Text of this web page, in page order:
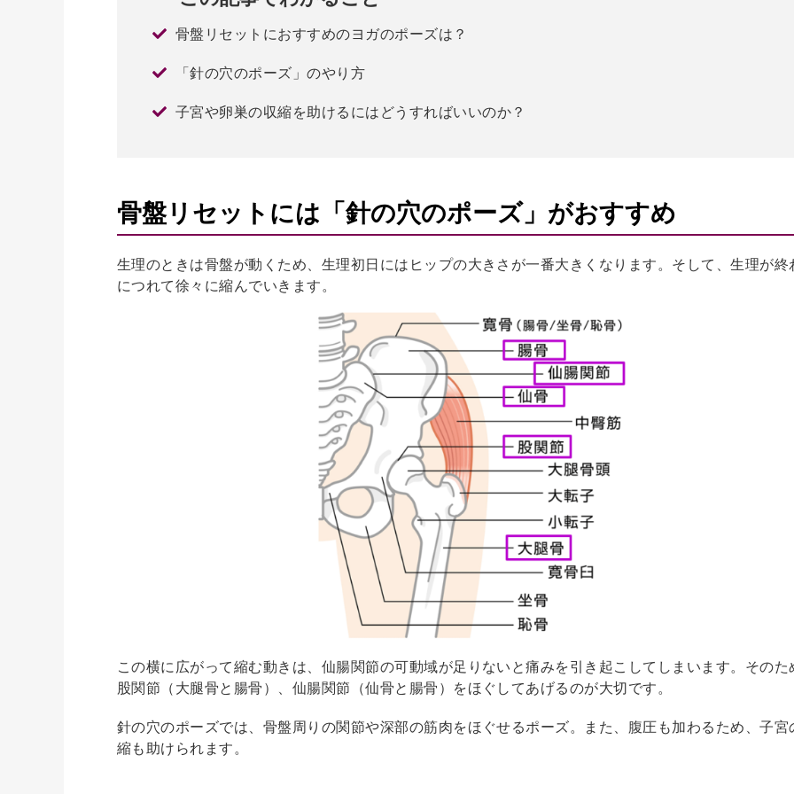
骨盤リセットにおすすめのヨガのポーズは？
「針の穴のポーズ」のやり方
子宮や卵巣の収縮を助けるにはどうすればいいのか？
骨盤リセットには「針の穴のポーズ」がおすすめ
生理のときは骨盤が動くため、生理初日にはヒップの大きさが一番大きくなります。そして、生理が終
につれて徐々に縮んでいきます。
この横に広がって縮む動きは、仙腸関節の可動域が足りないと痛みを引き起こしてしまいます。そのた
股関節（大腿骨と腸骨）、仙腸関節（仙骨と腸骨）をほぐしてあげるのが大切です。
針の穴のポーズでは、骨盤周りの関節や深部の筋肉をほぐせるポーズ。また、腹圧も加わるため、子宮
縮も助けられます。